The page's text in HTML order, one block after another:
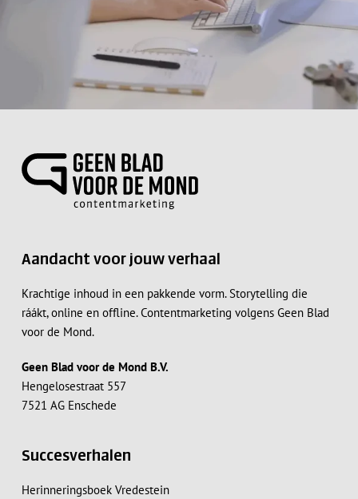
Aandacht voor jouw verhaal
Krachtige inhoud in een pakkende vorm. Storytelling die
ráákt, online en offline. Contentmarketing volgens Geen Blad
voor de Mond.
Geen Blad voor de Mond B.V.
Hengelosestraat 557
7521 AG Enschede
Succesverhalen
Herinneringsboek Vredestein